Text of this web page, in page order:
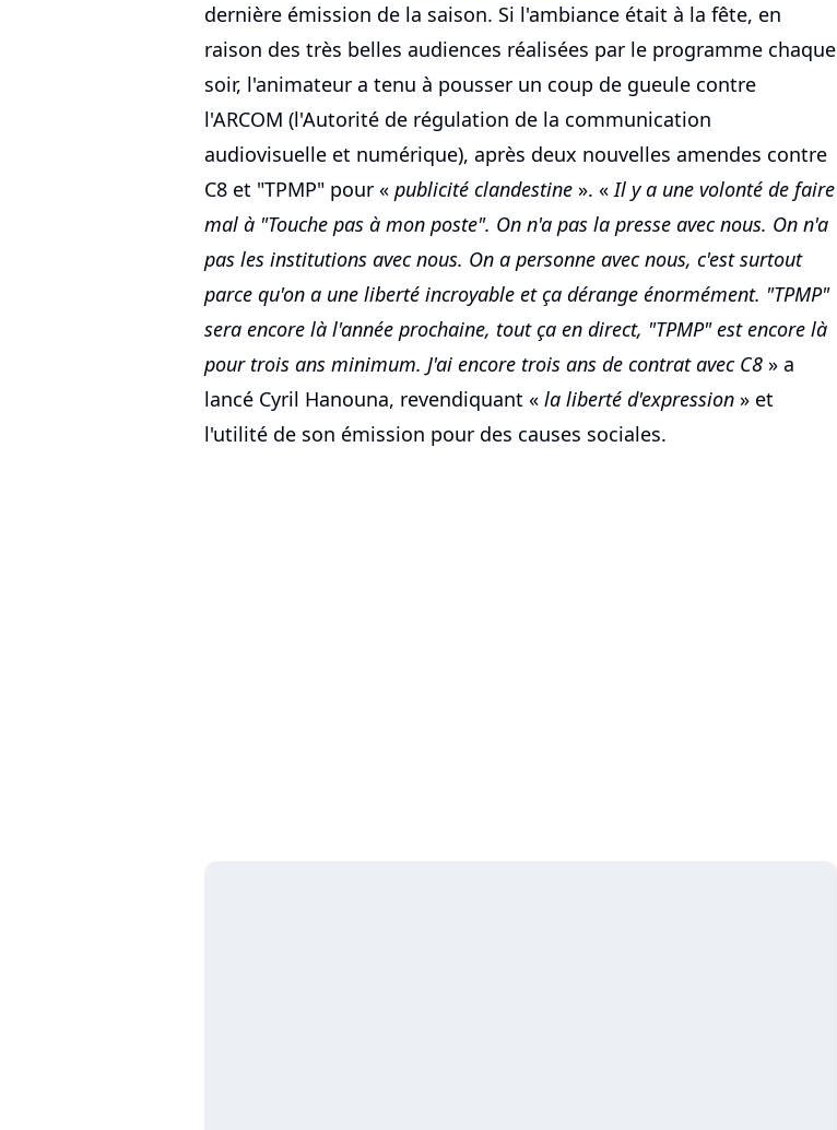
dernière émission de la saison. Si l'ambiance était à la fête, en
raison des très belles audiences réalisées par le programme chaque
soir, l'animateur a tenu à pousser un coup de gueule contre
l'ARCOM (l'Autorité de régulation de la communication
audiovisuelle et numérique), après deux nouvelles amendes contre
C8 et "TPMP" pour « publicité clandestine ». «Il y a une volonté de faire
mal à "Touche pas à mon poste". On n'a pas la presse avec nous. On n'a
pas les institutions avec nous. On a personne avec nous, c'est surtout
parce qu'on a une liberté incroyable et ça dérange énormément. "TPMP"
sera encore là l'année prochaine, tout ça en direct, "TPMP" est encore là
pour trois ans minimum. J'ai encore trois ans de contrat avec C8 » a
lancé Cyril Hanouna, revendiquant « la liberté d'expression » et
l'utilité de son émission pour des causes sociales.